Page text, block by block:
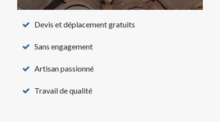
Devis et déplacement gratuits
Sans engagement
Artisan passionné
Travail de qualité